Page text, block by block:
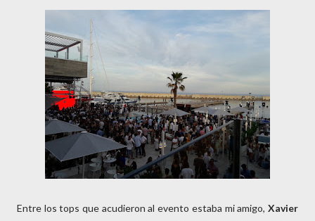
Entre los tops que acudieron al evento estaba mi amigo, Xavier